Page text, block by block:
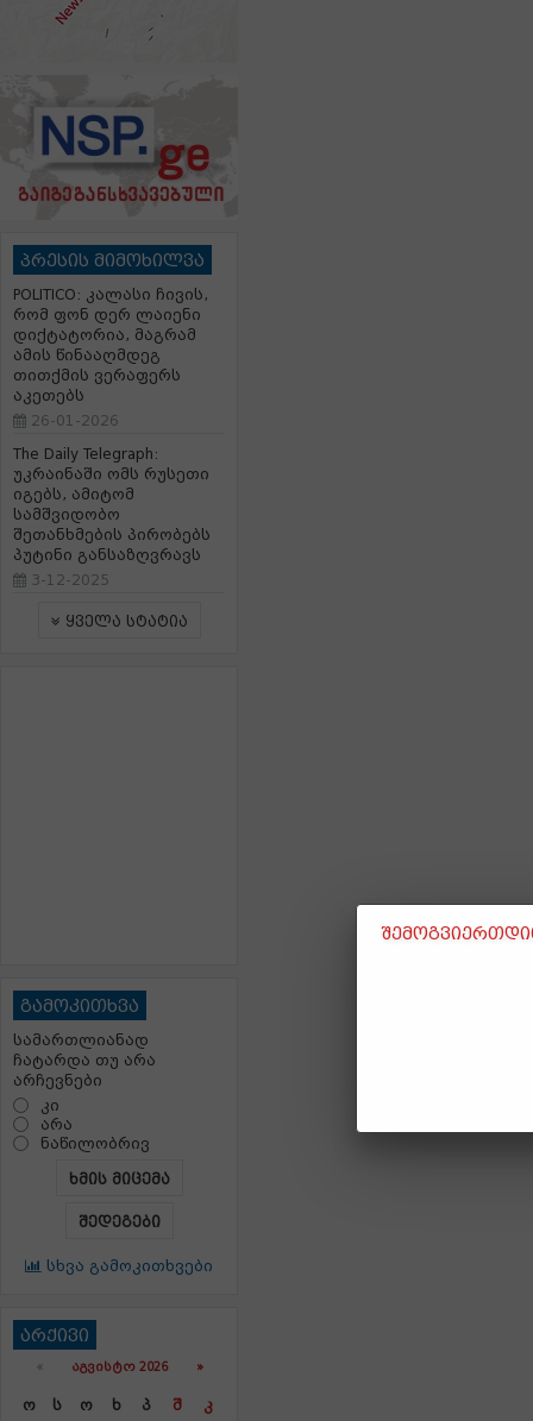
პრესის მიმოხილვა
POLITICO: კალასი ჩივის,
რომ ფონ დერ ლაიენი
დიქტატორია, მაგრამ
ამის წინააღმდეგ
თითქმის ვერაფერს
აკეთებს
26-01-2026
The Daily Telegraph:
უკრაინაში ომს რუსეთი
იგებს, ამიტომ
სამშვიდობო
შეთანხმების პირობებს
პუტინი განსაზღვრავს
3-12-2025
ყველა სტატია
გამოკითხვა
სამართლიანად
ჩატარდა თუ არა
არჩევნები
კი
არა
ნაწილობრივ
ხმის მიცემა
შედეგები
სხვა გამოკითხვები
არქივი
« ᲐᲒᲕᲘᲡᲢᲝ 2026 »
Ო Ს Ო Ხ Პ Შ
Კ